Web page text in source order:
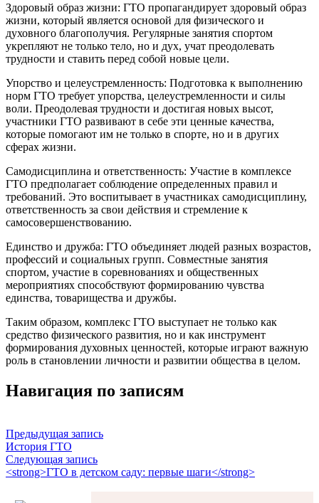
Здоровый образ жизни: ГТО пропагандирует здоровый образ
жизни, который является основой для физического и
духовного благополучия. Регулярные занятия спортом
укрепляют не только тело, но и дух, учат преодолевать
трудности и ставить перед собой новые цели.
Упорство и целеустремленность: Подготовка к выполнению
норм ГТО требует упорства, целеустремленности и силы
воли. Преодолевая трудности и достигая новых высот,
участники ГТО развивают в себе эти ценные качества,
которые помогают им не только в спорте, но и в других
сферах жизни.
Самодисциплина и ответственность: Участие в комплексе
ГТО предполагает соблюдение определенных правил и
требований. Это воспитывает в участниках самодисциплину,
ответственность за свои действия и стремление к
самосовершенствованию.
Единство и дружба: ГТО объединяет людей разных возрастов,
профессий и социальных групп. Совместные занятия
спортом, участие в соревнованиях и общественных
мероприятиях способствуют формированию чувства
единства, товарищества и дружбы.
Таким образом, комплекс ГТО выступает не только как
средство физического развития, но и как инструмент
формирования духовных ценностей, которые играют важную
роль в становлении личности и развитии общества в целом.
Навигация по записям
Предыдущая запись
История ГТО
Следующая запись
<strong>ГТО в детском саду: первые шаги</strong>